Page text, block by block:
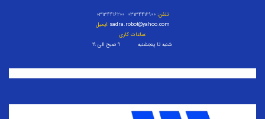
تلفن:
ایمیل: sadra.robot@yahoo.com
ساعات کاری:
شنبه تا پنجشنبه ۹ صبح الی ۱۹